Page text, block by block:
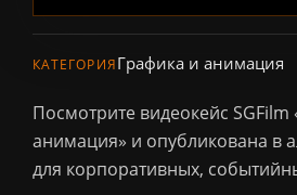
КАТЕГОРИЯГрафика и анимация
Посмотрите видеокейс
анимация» и опубликована в
для корпоративных,